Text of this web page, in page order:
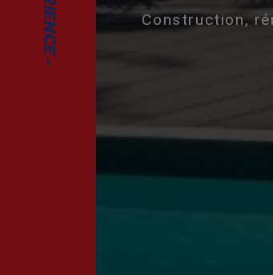
Construction,